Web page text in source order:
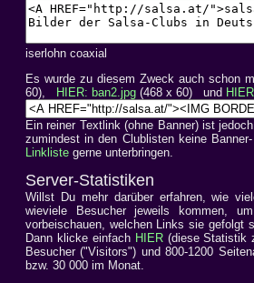
iserlohn coaxial
Es wurde zu diesem Zweck auch schon
60),
HIER: ban2.jpg (468 x 60) und
Ein reiner Textlink (ohne Banner) ist
zumindest in den Clublisten keine
Linkliste gerne unterbringen.
Server-Statistiken
Willst Du mehr darüber erfahren, wie
wieviele Besucher jeweils kommen,
vorbeischauen, welchen Links sie gefolgt
Dann klicke einfach HIER(diese Statistik
Besucher ("Visitors") und 800-1200
bzw. 30 000 im Monat.